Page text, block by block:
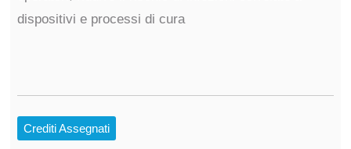
dispositivi e processi di cura
Crediti Assegnati